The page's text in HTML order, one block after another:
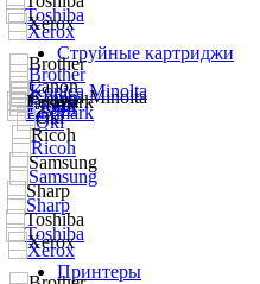
Струйные картриджи
Принтеры